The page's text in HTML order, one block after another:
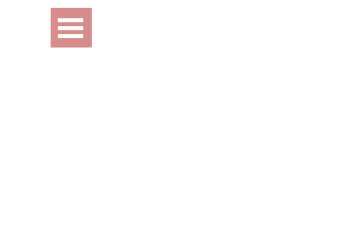
Перейти к контенту
Пропустить меню